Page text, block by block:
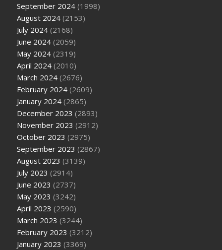
September 2024 (1998)
August 2024 (2153)
July 2024 (2168)
June 2024 (2059)
May 2024 (2319)
April 2024 (2010)
March 2024 (2676)
February 2024 (2609)
January 2024 (2865)
December 2023 (2893)
November 2023 (2912)
October 2023 (2975)
September 2023 (2867)
August 2023 (3139)
July 2023 (2914)
June 2023 (2737)
May 2023 (3242)
April 2023 (2590)
March 2023 (3244)
February 2023 (3212)
January 2023 (3369)